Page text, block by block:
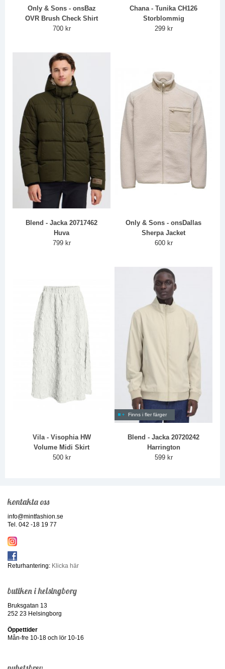
Only & Sons - onsBaz
OVR Brush Check Shirt
700 kr
Chana - Tunika CH126
Storblommig
299 kr
Blend - Jacka 20717462
Huva
799 kr
Only & Sons - onsDallas
Sherpa Jacket
600 kr
Vila - Visophia HW
Volume Midi Skirt
500 kr
Finns i fler färger
Blend - Jacka 20720242
Harrington
599 kr
kontakta oss
info@mintfashion.se
Tel. 042 -18 19 77
Returhantering: Klicka här
butiken i helsingborg
Bruksgatan 13
252 23 Helsingborg
Öppettider
Mån-fre 10-18 och lör 10-16